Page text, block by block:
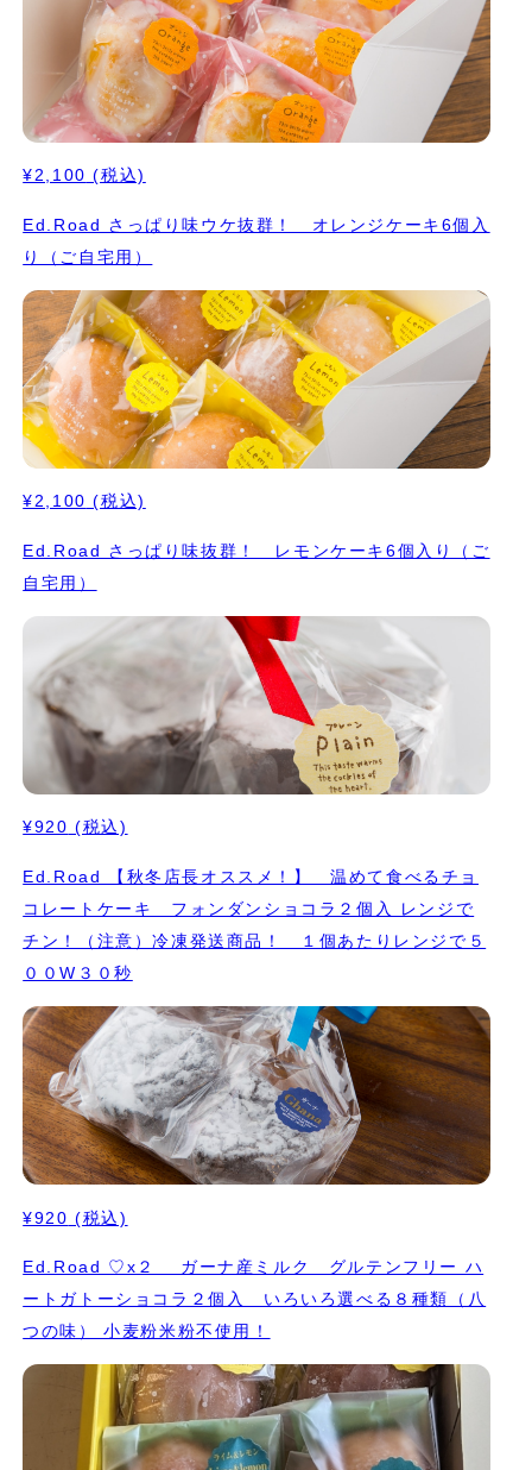
¥2,100 (税込)
Ed.Road さっぱり味ウケ抜群！ オレンジケーキ6個入
り（ご自宅用）
¥2,100 (税込)
Ed.Road さっぱり味抜群！ レモンケーキ6個入り（ご
自宅用）
¥920 (税込)
Ed.Road 【秋冬店長オススメ！】 温めて食べるチョ
コレートケーキ フォンダンショコラ２個入 レンジで
チン！（注意）冷凍発送商品！ １個あたりレンジで５
００W３０秒
¥920 (税込)
Ed.Road ♡x２ ガーナ産ミルク グルテンフリー ハ
ートガトーショコラ２個入 いろいろ選べる８種類（八
つの味） 小麦粉米粉不使用！